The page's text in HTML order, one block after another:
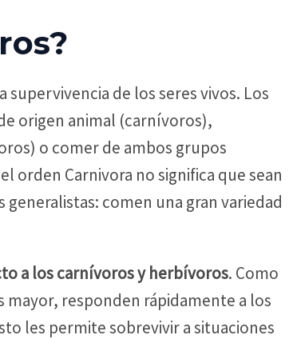
supervivencia de los seres vivos. Los
origen animal (carnívoros),
o comer de ambos grupos
orden Carnivora no significa que sean
comen una gran variedad
a los carnívoros y herbívoros. Como
responden rápidamente a los
les permite sobrevivir a situaciones